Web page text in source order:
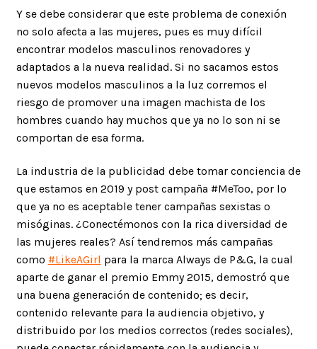
Y se debe considerar que este problema de conexión
no solo afecta a las mujeres, pues es muy difícil
encontrar modelos masculinos renovadores y
adaptados a la nueva realidad. Si no sacamos estos
nuevos modelos masculinos a la luz corremos el
riesgo de promover una imagen machista de los
hombres cuando hay muchos que ya no lo son ni se
comportan de esa forma.
La industria de la publicidad debe tomar conciencia de
que estamos en 2019 y post campaña #MeToo, por lo
que ya no es aceptable tener campañas sexistas o
misóginas. ¿Conectémonos con la rica diversidad de
las mujeres reales? Así tendremos más campañas
como #LikeAGirl para la marca Always de P&G, la cual
aparte de ganar el premio Emmy 2015, demostró que
una buena generación de contenido; es decir,
contenido relevante para la audiencia objetivo, y
distribuido por los medios correctos (redes sociales),